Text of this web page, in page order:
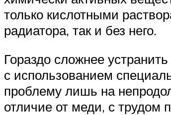
только кислотными
радиатора, так и без него.
Гораздо сложнее
с использованием
проблему лишь на
отличие от меди, с трудом